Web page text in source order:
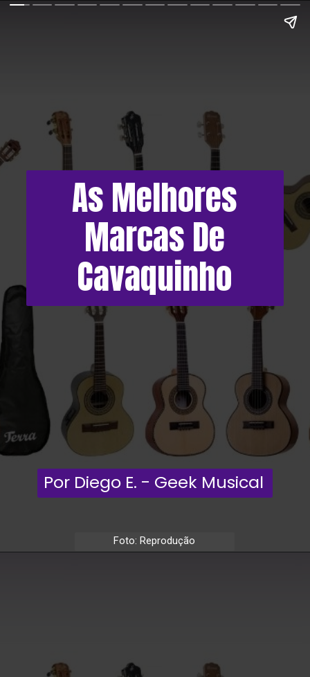
As Melhores
Marcas De
Cavaquinho
Por Diego E. - Geek Musical
Foto: Reprodução